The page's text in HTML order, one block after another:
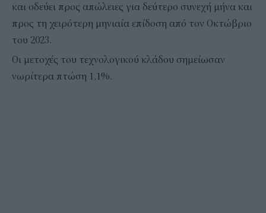
και οδεύει προς απώλειες για δεύτερο συνεχή μήνα και
προς τη χειρότερη μηνιαία επίδοση από τον Οκτώβριο
του 2023.
Οι μετοχές του τεχνολογικού κλάδου σημείωσαν
νωρίτερα πτώση 1,1%.